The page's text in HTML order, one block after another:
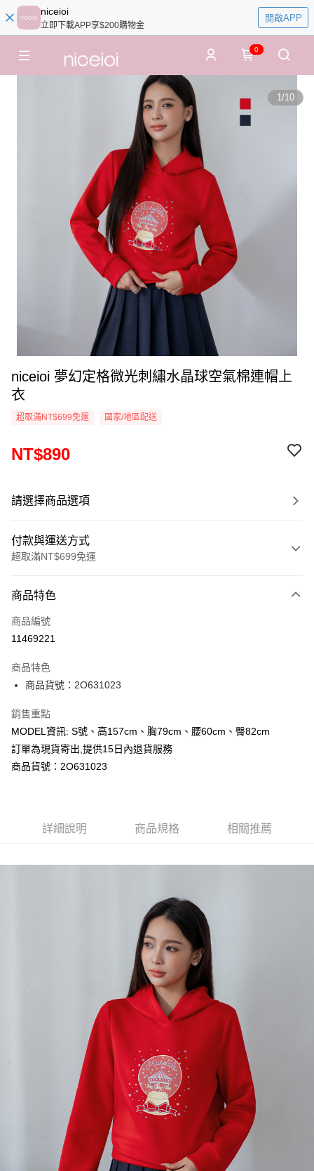
niceioi
立即下載APP享$200購物金
開啟APP
0
1/10
niceioi 夢幻定格微光刺繡水晶球空氣棉連帽上
衣
超取滿NT$699免運 國家/地區配送
NT$890
請選擇商品選項
付款與運送方式
超取滿NT$699免運
信用卡一次付款
超商取貨付款
Apple Pay
Google Pay
運送方式
全家取貨付款
每筆NT$80，滿NT$699(含以上)免運費
每筆NT$80，滿NT$699(含以上)免運費
每筆NT$120，滿NT$699(含以上)免運費
商品特色
商品編號
11469221
商品特色
商品貨號：2O631023
銷售重點
MODEL資訊: S號、高157cm、胸79cm、腰60cm、臀82cm
訂單為現貨寄出,提供15日內退貨服務
商品貨號：2O631023
詳細說明 商品規格 相關推薦